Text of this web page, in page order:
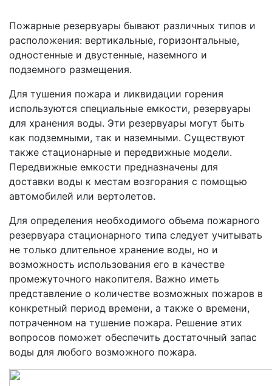
Пожарные резервуары бывают различных типов и
расположения: вертикальные, горизонтальные,
одностенные и двустенные, наземного и
подземного размещения.
Для тушения пожара и ликвидации горения
используются специальные емкости, резервуары
для хранения воды. Эти резервуары могут быть
как подземными, так и наземными. Существуют
также стационарные и передвижные модели.
Передвижные емкости предназначены для
доставки воды к местам возгорания с помощью
автомобилей или вертолетов.
Для определения необходимого объема пожарного
резервуара стационарного типа следует учитывать
не только длительное хранение воды, но и
возможность использования его в качестве
промежуточного накопителя. Важно иметь
представление о количестве возможных пожаров в
конкретный период времени, а также о времени,
потраченном на тушение пожара. Решение этих
вопросов поможет обеспечить достаточный запас
воды для любого возможного пожара.